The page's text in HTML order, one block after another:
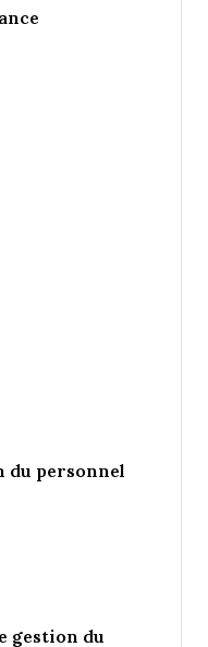
du personnel
gestion du